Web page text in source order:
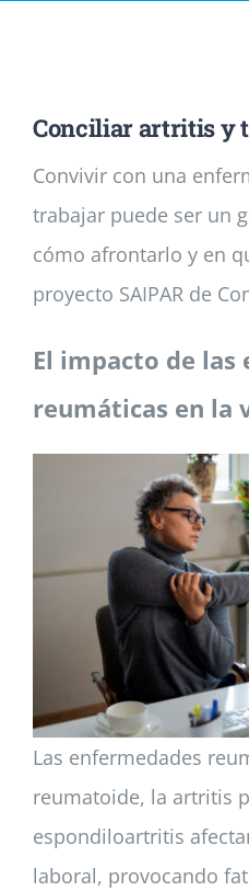
Noticias
Colabora
Conciliar artritis y
Convivir con una
trabajar puede ser un
cómo afrontarlo y en
proyecto SAIPAR de
El impacto de las
reumáticas en la
Las enfermedades
reumatoide, la artritis
espondiloartritis
laboral, provocando